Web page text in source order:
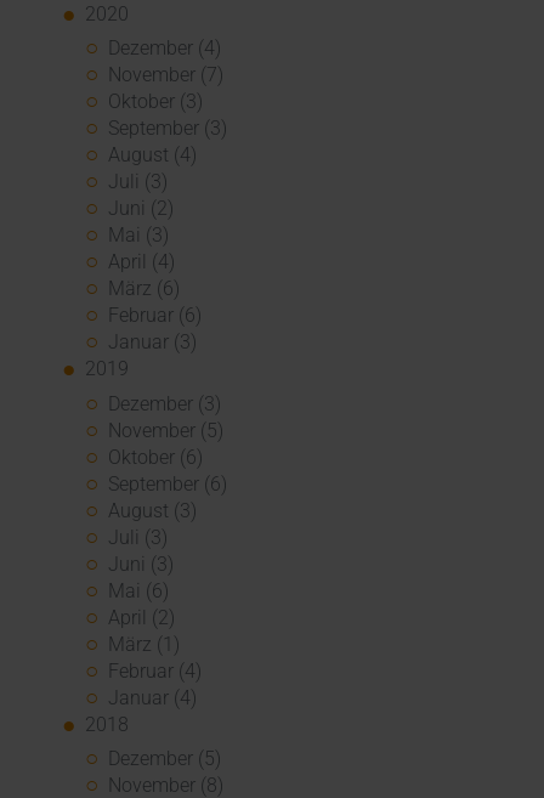
2020
Dezember (4)
November (7)
Oktober (3)
September (3)
August (4)
Juli (3)
Juni (2)
Mai (3)
April (4)
März (6)
Februar (6)
Januar (3)
2019
Dezember (3)
November (5)
Oktober (6)
September (6)
August (3)
Juli (3)
Juni (3)
Mai (6)
April (2)
März (1)
Februar (4)
Januar (4)
2018
Dezember (5)
November (8)